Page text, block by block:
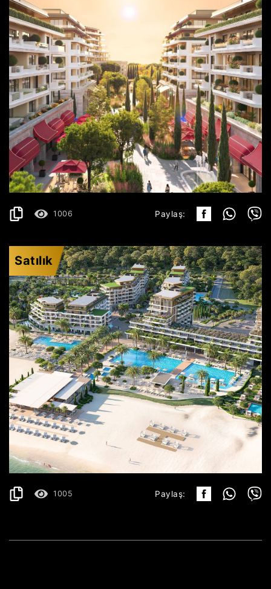
ULCINJ
297.499€
55.35 m 2
AYRINTILAR
1006 Paylaş:
Satılık
ULCINJ
191.499€
40.65 m
AYRINTILAR
1005 Paylaş: